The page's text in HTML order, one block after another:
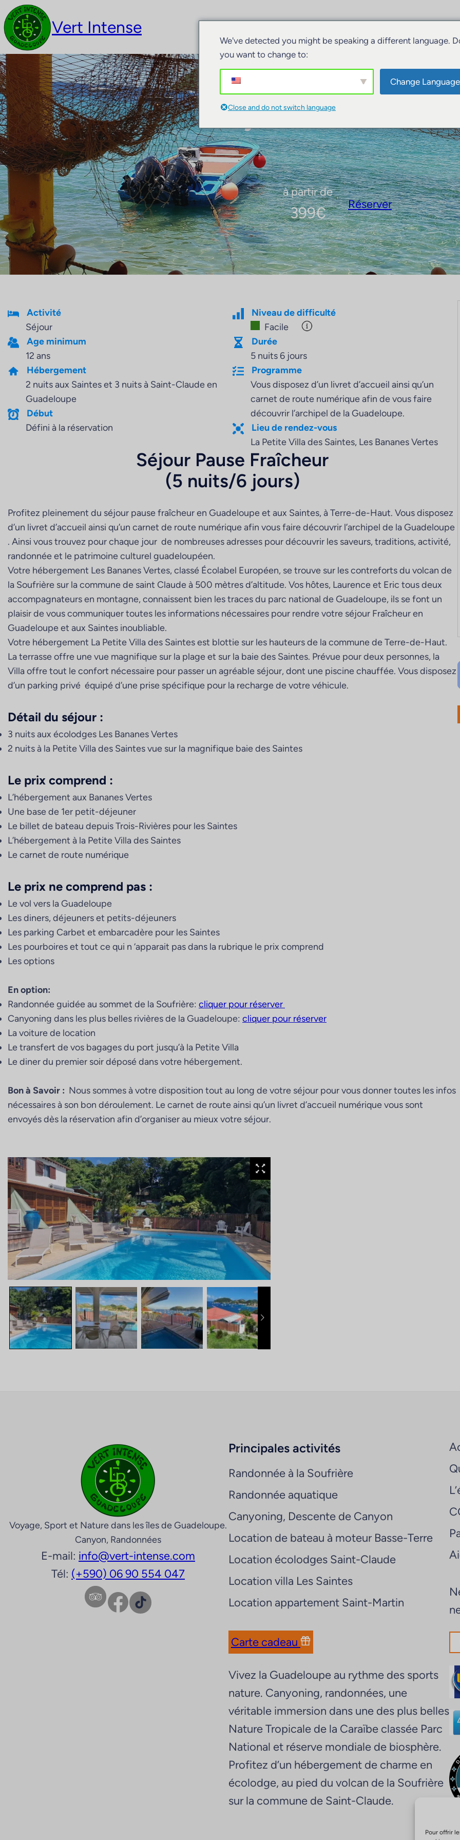
Pour offrir
Vert Intense
Séjour Pause Fraîcheur
à partir de
399€ Réserver
Activité
Séjour
Age minimum
12 ans
Hébergement
2 nuits aux Saintes et 3 nuits à Saint-Claude en
Guadeloupe
Début
Défini à la réservation
Niveau de difficulté
Facile
Durée
5 nuits 6 jours
Programme
Vous disposez d’un livret d’accueil ainsi qu’un
carnet de route numérique afin de vous faire
découvrir l’archipel de la Guadeloupe.
Lieu de rendez-vous
La Petite Villa des Saintes, Les Bananes Vertes
Séjour Pause Fraîcheur
(5 nuits/6 jours)
Profitez pleinement du séjour pause fraîcheur en Guadeloupe et aux Saintes, à Terre-de-Haut. Vous disposez
d’un livret d’accueil ainsi qu’un carnet de route numérique afin vous faire découvrir l’archipel de la Guadeloupe
. Ainsi vous trouvez pour chaque jour de nombreuses adresses pour découvrir les saveurs, traditions, activité,
randonnée et le patrimoine culturel guadeloupéen.
Votre hébergement Les Bananes Vertes, classé Écolabel Européen, se trouve sur les contreforts du volcan de
la Soufrière sur la commune de saint Claude à 500 mètres d’altitude. Vos hôtes, Laurence et Eric tous deux
accompagnateurs en montagne, connaissent bien les traces du parc national de Guadeloupe, ils se font un
plaisir de vous communiquer toutes les informations nécessaires pour rendre votre séjour Fraîcheur en
Guadeloupe et aux Saintes inoubliable.
Votre hébergement La Petite Villa des Saintes est blottie sur les hauteurs de la commune de Terre-de-Haut.
La terrasse offre une vue magnifique sur la plage et sur la baie des Saintes. Prévue pour deux personnes, la
Villa offre tout le confort nécessaire pour passer un agréable séjour, dont une piscine chauffée. Vous disposez
d’un parking privé équipé d’une prise spécifique pour la recharge de votre véhicule.
Détail du séjour :
3 nuits aux écolodges Les Bananes Vertes
2 nuits à la Petite Villa des Saintes vue sur la magnifique baie des Saintes
Le prix comprend :
L’hébergement aux Bananes Vertes
Une base de 1er petit-déjeuner
Le billet de bateau depuis Trois-Rivières pour les Saintes
L’hébergement à la Petite Villa des Saintes
Le carnet de route numérique
Le prix ne comprend pas :
Le vol vers la Guadeloupe
Les diners, déjeuners et petits-déjeuners
Les parking Carbet et embarcadère pour les Saintes
Les pourboires et tout ce qui n ‘apparait pas dans la rubrique le prix comprend
Les options
En option:
Randonnée guidée au sommet de la Soufrière: cliquer pour réserver
Canyoning dans les plus belles rivières de la Guadeloupe: cliquer pour réserver
La voiture de location
Le transfert de vos bagages du port jusqu’à la Petite Villa
Le diner du premier soir déposé dans votre hébergement.
Bon à Savoir : Nous sommes à votre disposition tout au long de votre séjour pour vous donner toutes les infos
nécessaires à son bon déroulement. Le carnet de route ainsi qu’un livret d’accueil numérique vous sont
envoyés dès la réservation afin d’organiser au mieux votre séjour.
Voyage, Sport et Nature dans les îles de Guadeloupe.
Canyon, Randonnées
E-mail: info@vert-intense.com
Tél: (+590) 06 90 554 047
Facebook TikTok
Principales activités
Randonnée à la Soufrière
Randonnée aquatique
Canyoning, Descente de Canyon
Location de bateau à moteur Basse-Terre
Location écolodges Saint-Claude
Location villa Les Saintes
Location appartement Saint-Martin
Carte cadeau
Vivez la Guadeloupe au rythme des sports
nature. Canyoning, randonnées, une
véritable immersion dans une des plus belles
Nature Tropicale de la Caraïbe classée Parc
National et réserve mondiale de biosphère.
Profitez d’un hébergement de charme en
écolodge, au pied du volcan de la Soufrière
sur la commune de Saint-Claude.
We've detected you might be speaking a different language.
you want to change to:
Change Language
Close and do not switch language